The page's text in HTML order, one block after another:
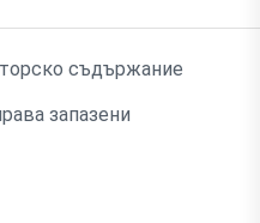
съдържание
запазени